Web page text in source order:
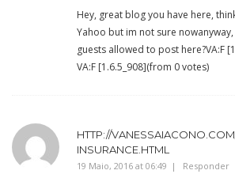
Hey, great blog you have here,
Yahoo but im not sure
guests allowed to post here?VA:F
VA:F [1.6.5_908](from 0 votes)
HTTP://
INSURANCE.HTML
19 Maio, 2016 at 06:49 Responder